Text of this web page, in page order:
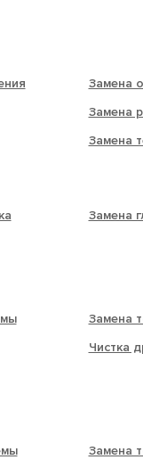
Замена
Замена
Замена
Замена
Замена
Чистка
Замена